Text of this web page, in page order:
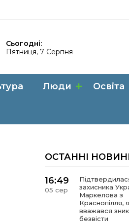
Сьогодні:
Пятниця, 7 Серпня
Люди Освіта
ОСТАННІ
16:49
05 сер
захисника
Маркелова з
Краснопілля,
вважався
безвісти